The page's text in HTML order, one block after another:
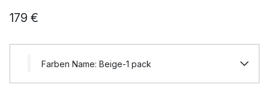
179 €
Farben Name: Beige-1 pack